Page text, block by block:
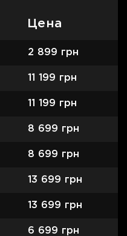
Цена
2 899 грн
11 199 грн
11 199 грн
8 699 грн
8 699 грн
13 699 грн
13 699 грн
6 699 грн